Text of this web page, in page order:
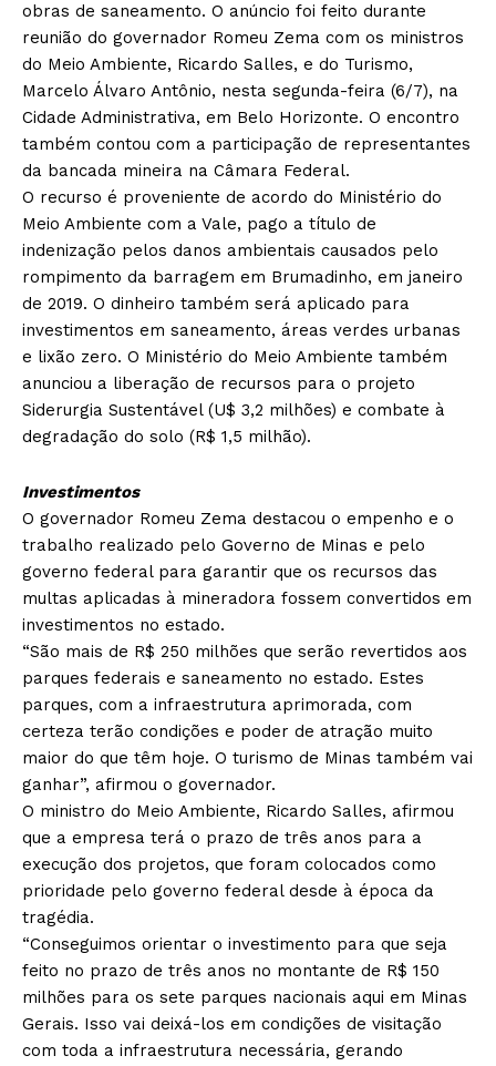
obras de saneamento. O anúncio foi feito durante
reunião do governador Romeu Zema com os ministros
do Meio Ambiente, Ricardo Salles, e do Turismo,
Marcelo Álvaro Antônio, nesta segunda-feira (6/7), na
Cidade Administrativa, em Belo Horizonte. O encontro
também contou com a participação de representantes
da bancada mineira na Câmara Federal.
O recurso é proveniente de acordo do Ministério do
Meio Ambiente com a Vale, pago a título de
indenização pelos danos ambientais causados pelo
rompimento da barragem em Brumadinho, em janeiro
de 2019. O dinheiro também será aplicado para
investimentos em saneamento, áreas verdes urbanas
e lixão zero. O Ministério do Meio Ambiente também
anunciou a liberação de recursos para o projeto
Siderurgia Sustentável (U$ 3,2 milhões) e combate à
degradação do solo (R$ 1,5 milhão).
Investimentos
O governador Romeu Zema destacou o empenho e o
trabalho realizado pelo Governo de Minas e pelo
governo federal para garantir que os recursos das
multas aplicadas à mineradora fossem convertidos em
investimentos no estado.
“São mais de R$ 250 milhões que serão revertidos aos
parques federais e saneamento no estado. Estes
parques, com a infraestrutura aprimorada, com
certeza terão condições e poder de atração muito
maior do que têm hoje. O turismo de Minas também vai
ganhar”, afirmou o governador.
O ministro do Meio Ambiente, Ricardo Salles, afirmou
que a empresa terá o prazo de três anos para a
execução dos projetos, que foram colocados como
prioridade pelo governo federal desde à época da
tragédia.
“Conseguimos orientar o investimento para que seja
feito no prazo de três anos no montante de R$ 150
milhões para os sete parques nacionais aqui em Minas
Gerais. Isso vai deixá-los em condições de visitação
com toda a infraestrutura necessária, gerando